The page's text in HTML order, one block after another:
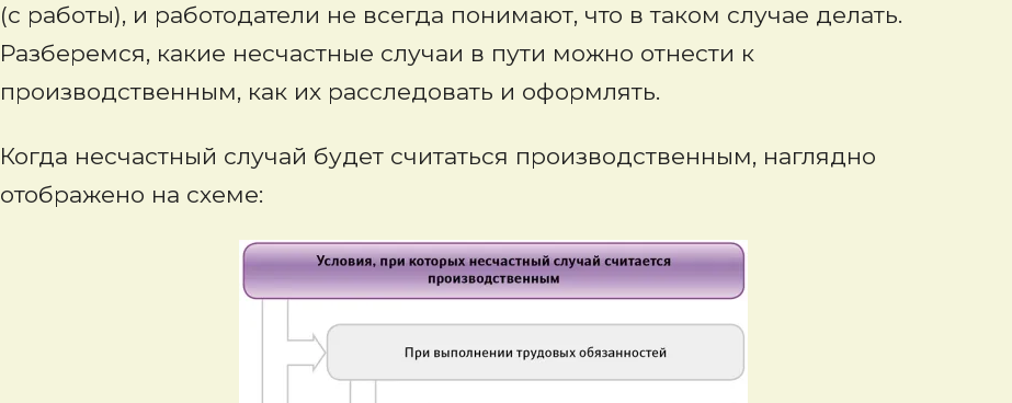
(с работы), и работодатели не всегда понимают, что в таком случае делать.
Разберемся, какие несчастные случаи в пути можно отнести к
производственным, как их расследовать и оформлять.
Когда несчастный случай будет считаться производственным, наглядно
отображено на схеме: